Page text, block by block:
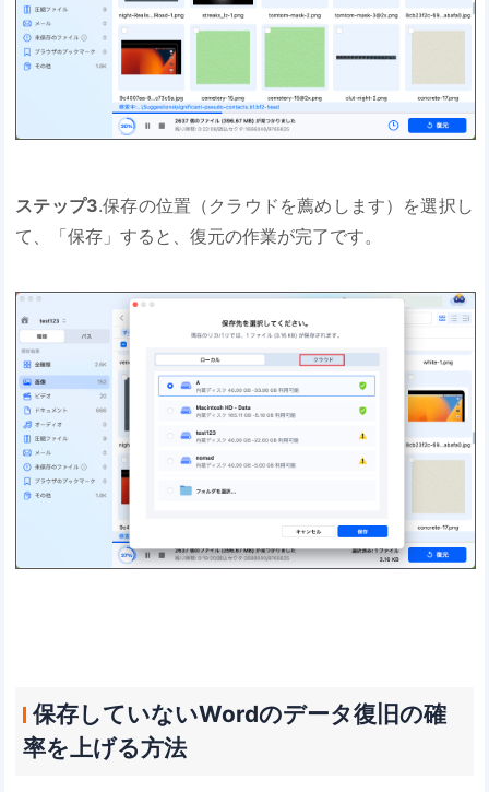
ステップ3.保存の位置（クラウドを薦めします）を選択し
て、「保存」すると、復元の作業が完了です。
保存していないWordのデータ復旧の確
率を上げる方法